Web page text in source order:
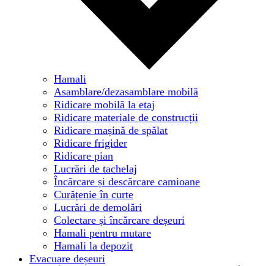
Hamali
Asamblare/dezasamblare mobilă
Ridicare mobilă la etaj
Ridicare materiale de construcții
Ridicare mașină de spălat
Ridicare frigider
Ridicare pian
Lucrări de tachelaj
Încărcare și descărcare camioane
Curățenie în curte
Lucrări de demolări
Colectare și încărcare deșeuri
Hamali pentru mutare
Hamali la depozit
Evacuare deșeuri